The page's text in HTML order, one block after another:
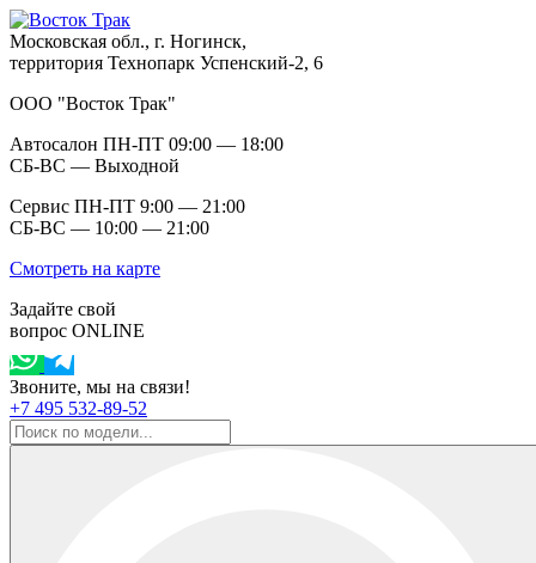
Московская обл., г. Ногинск,
территория Технопарк Успенский-2, 6
ООО "Восток Трак"
Автосалон ПН-ПТ 09:00 — 18:00
СБ-ВС — Выходной
Сервис ПН-ПТ 9:00 — 21:00
СБ-ВС — 10:00 — 21:00
Смотреть на карте
Задайте свой
вопрос ONLINE
Звоните, мы на связи!
+7 495 532-89-52